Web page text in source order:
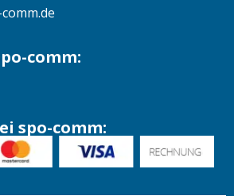
comm:
spo-comm: